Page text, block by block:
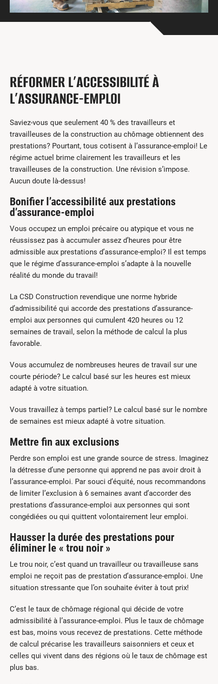
Comment s’impliquer
Victime d’un accident
Documents et formulaires
Recherche
English
RÉFORMER L’ACCESSIBILITÉ À
L’ASSURANCE-EMPLOI
Saviez-vous que seulement 40 % des travailleurs et
travailleuses de la construction au chômage obtiennent des
prestations? Pourtant, tous cotisent à l’assurance-emploi! Le
régime actuel brime clairement les travailleurs et les
travailleuses de la construction. Une révision s’impose.
Aucun doute là-dessus!
Bonifier l’accessibilité aux prestations
d’assurance-emploi
Vous occupez un emploi précaire ou atypique et vous ne
réussissez pas à accumuler assez d’heures pour être
admissible aux prestations d’assurance-emploi? Il est temps
que le régime d’assurance-emploi s’adapte à la nouvelle
réalité du monde du travail!
La CSD Construction revendique une norme hybride
d’admissibilité qui accorde des prestations d’assurance-
emploi aux personnes qui cumulent 420 heures ou 12
semaines de travail, selon la méthode de calcul la plus
favorable.
Vous accumulez de nombreuses heures de travail sur une
courte période? Le calcul basé sur les heures est mieux
adapté à votre situation.
Vous travaillez à temps partiel? Le calcul basé sur le nombre
de semaines est mieux adapté à votre situation.
Mettre fin aux exclusions
Perdre son emploi est une grande source de stress. Imaginez
la détresse d’une personne qui apprend ne pas avoir droit à
l’assurance-emploi. Par souci d’équité, nous recommandons
de limiter l’exclusion à 6 semaines avant d’accorder des
prestations d’assurance-emploi aux personnes qui sont
congédiées ou qui quittent volontairement leur emploi.
Hausser la durée des prestations pour
éliminer le « trou noir »
Le trou noir, c’est quand un travailleur ou travailleuse sans
emploi ne reçoit pas de prestation d’assurance-emploi. Une
situation stressante que l’on souhaite éviter à tout prix!
C’est le taux de chômage régional qui décide de votre
admissibilité à l’assurance-emploi. Plus le taux de chômage
est bas, moins vous recevez de prestations. Cette méthode
de calcul précarise les travailleurs saisonniers et ceux et
celles qui vivent dans des régions où le taux de chômage est
plus bas.